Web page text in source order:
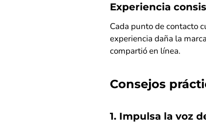
Experiencia
Cada punto de contacto
experiencia daña la
compartió en línea.
Consejos
1. Impulsa la voz